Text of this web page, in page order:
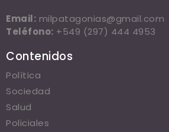
Email: milpatagonias@gmail.com
Teléfono: +549 (297) 444 4953
Contenidos
Política
Sociedad
Salud
Policiales